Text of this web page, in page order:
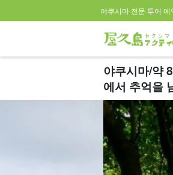
야쿠시마 전문 투어
야쿠시마/약
에서 추억을